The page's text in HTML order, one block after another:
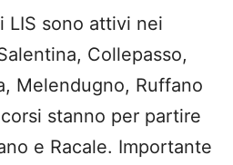
LIS sono attivi nei
Collepasso,
Melendugno, Ruffano
stanno per partire
e Racale. Importante